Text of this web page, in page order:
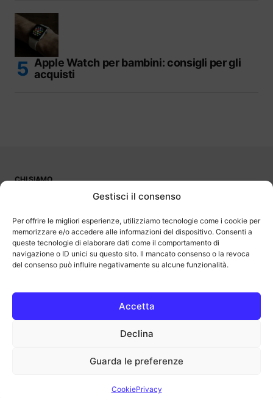
Gestisci il consenso
Per offrire le migliori esperienze, utilizziamo tecnologie come i cookie per
memorizzare e/o accedere alle informazioni del dispositivo. Consenti a
queste tecnologie di elaborare dati come il comportamento di
navigazione o ID unici su questo sito. Il mancato consenso o la revoca
del consenso può influire negativamente su alcune funzionalità.
Accetta
Declina
Guarda le preferenze
CookiePrivacy
Apple Watch per bambini: consigli per gli
acquisti
CHI SIAMO
OutOfBit
programma di affiliazione che consente ai siti di percepire una
commissione pubblicitaria pubblicizzando e fornendo link al sito
Amazon.it. Amazon e il logo Amazon sono marchi registrati di
Amazon.com, Inc. o delle sue affiliate.
COPYRIGHT © 2013-2025 OUTOFBIT P.IVA 04140830243, TUTTI I
outofbit.it@gmail.com | outofbit@pec.it
Note legali